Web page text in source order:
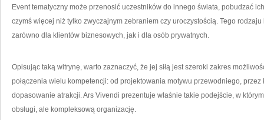
Event tematyczny może przenosić uczestników do innego świata, pobudzać
czymś więcej niż tylko zwyczajnym zebraniem czy uroczystością. Tego
zarówno dla klientów biznesowych, jak i dla osób prywatnych.
Opisując taką witrynę, warto zaznaczyć, że jej siłą jest szeroki zakres
połączenia wielu kompetencji: od projektowania motywu przewodniego,
dopasowanie atrakcji. Ars Vivendi prezentuje właśnie takie podejście, w
obsługi, ale kompleksową organizację.